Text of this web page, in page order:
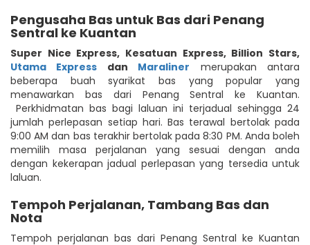
Pengusaha Bas untuk Bas dari Penang
Sentral ke Kuantan
Super Nice Express, Kesatuan Express, Billion Stars,
Utama Express
dan Maraliner merupakan antara
beberapa buah syarikat bas yang popular yang
menawarkan bas dari Penang Sentral ke Kuantan.
Perkhidmatan bas bagi laluan ini terjadual sehingga 24
jumlah perlepasan setiap hari. Bas terawal bertolak pada
9:00 AM dan bas terakhir bertolak pada 8:30 PM. Anda boleh
memilih masa perjalanan yang sesuai dengan anda
dengan kekerapan jadual perlepasan yang tersedia untuk
laluan.
Tempoh Perjalanan, Tambang Bas dan
Nota
Tempoh perjalanan bas dari Penang Sentral ke Kuantan